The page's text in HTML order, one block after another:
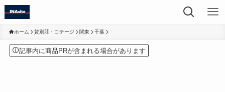
ホーム 貸別荘・コテージ 関東 千葉
記事内に商品PRが含まれる場合があります